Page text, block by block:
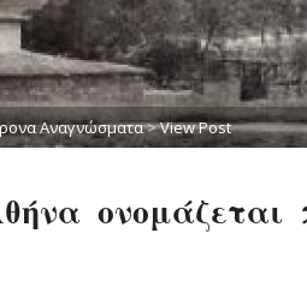
Αναγνώσματα>View Post
ονομάζεται